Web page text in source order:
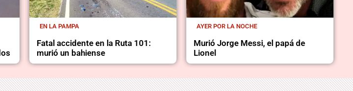
EN LA PAMPA
Fatal accidente en la Ruta 101:
murió un bahiense
AYER POR LA NOCHE
Murió Jorge Messi, el papá de
Lionel